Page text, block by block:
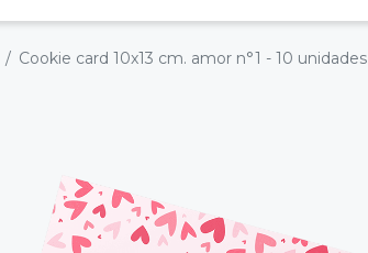
Cookie card 10x13 cm. amor n°1 - 10 unidades